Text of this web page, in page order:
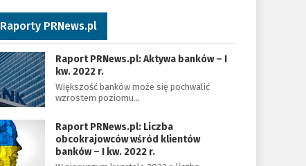
Raporty PRNews.pl
Raport PRNews.pl: Aktywa banków – I
kw. 2022 r.
Większość banków może się pochwalić
wzrostem poziomu…
Raport PRNews.pl: Liczba
obcokrajowców wśród klientów
banków – I kw. 2022 r.